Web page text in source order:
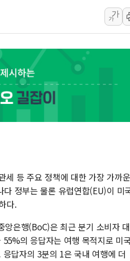
뉴욕증시 개장 전 특징주...모
김정관 장관 "영업이익 N%
뉴욕증시 프리뷰, 미 주가선물
청와대, 북한 단거리 탄도미사
금값 7주 만에 최고…美 고용 둔
[인도증시] 중동 긴장 완화에
러, 1인칭시점 드론으로 우크
[베트남 증시] 지수 하락 속
'월가의 황제' 다이먼 "금융
양주 섬유염색공장서 화재 1
가
가
세 등 주요 정책에 대한 가장 가까운
정부는 물론 유럽연합(EU)이 미
다.
은행(BoC)은 최근 분기 소비자 대
의 응답자는 여행 목적지로 미
답자의 3분의 1은 국내 여행에 더